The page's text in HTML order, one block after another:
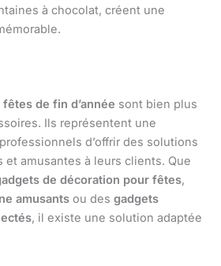
à chocolat, créent une
de fin d’année sont bien plus
Ils représentent une
d’offrir des solutions
et amusantes à leurs clients. Que
de décoration pour fêtes,
amusants ou des gadgets
, il existe une solution adaptée